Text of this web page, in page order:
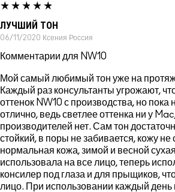
ЛУЧШИЙ ТОН
06/11/2020 Ксения Россия
Комментарии для NW10
Мой самый любимый тон уже на
Каждый раз консультанты угрожают,
оттенок NW10 с производства, но пока
отлично, ведь светлее оттенка ни у
производителей нет. Сам тон
стойкий, в поры не забивается, кожу
нормальная кожа, зимой и весной
использовала на все лицо, теперь
консилер под глаза и для прыщиков,
лицо. При использовании каждый день